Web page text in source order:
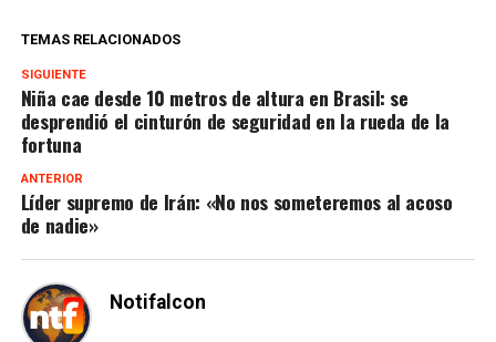
TEMAS RELACIONADOS
SIGUIENTE
Niña cae desde 10 metros de altura en Brasil: se
desprendió el cinturón de seguridad en la rueda de la
fortuna
ANTERIOR
Líder supremo de Irán: «No nos someteremos al acoso
de nadie»
Notifalcon